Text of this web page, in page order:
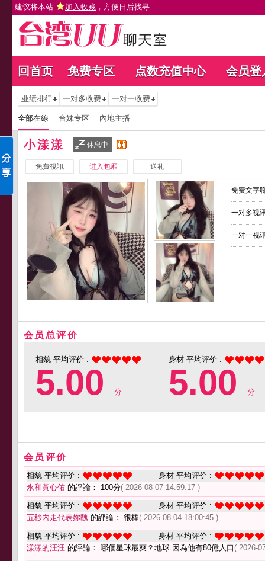
建议将本站 加入收藏 ，方便日后找寻
回首页 免费专区 点数充值中心 会员登
业绩排行 一对多收费 一对一收费
全部在線 台妹专区 內地主播
小漾漾 休息中
免費視訊 进入包厢 送礼
免费文字
一对多视
一对一视
会员总评价
相貌 平均评价 :
5.00 分
身材 平均评价 :
5.00 分
会员评价
相貌 平均评价 :
身材 平均评价 :
永和黃心佑 的評論： 100分( 2026-08-07 14:59:17 )
相貌 平均评价 :
身材 平均评价 :
五秒內走代表妳醜 的評論： 很棒( 2026-08-04 18:00:45 )
相貌 平均评价 :
身材 平均评价 :
漾漾的汪汪 的評論： 哪個星球最爽？地球 因為他有80億人口 ( 2026-